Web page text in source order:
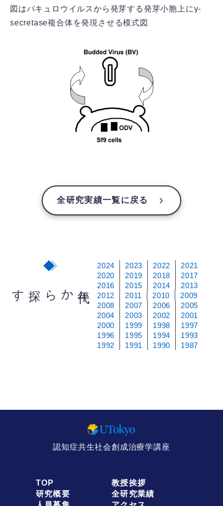
図はバキュロウイルスから発芽する発芽小胞上にγ-
secretase複合体を発現させる模式図
全研究実績一覧に戻る
から探す
2024 2023 2022
2021
2020
2019 2018
2017
2016
2015 2014
2013
2012
2011 2010
2009
2008
2007 2006
2005
2004
2003 2002
2001
2000
1999 1998
1997
1996
1995 1994
1993
1992
1991 1990 1987
認知症共生社会創成治療学講座
TOP
教授挨拶
研究概要
全研究業績